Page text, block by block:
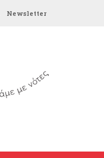
Newsletter